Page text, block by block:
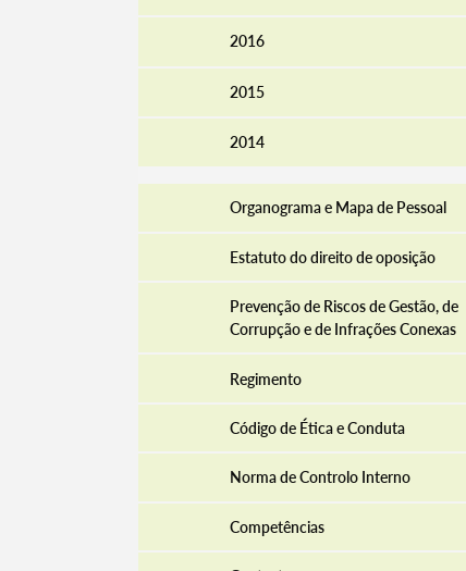
Filtros
2016
2015
2014
Organograma e Mapa de Pessoal
Estatuto do direito de oposição
Prevenção de Riscos de Gestão, de
Corrupção e de Infrações Conexas
Regimento
Código de Ética e Conduta
Norma de Controlo Interno
Competências